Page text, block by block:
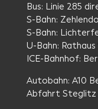
Bus: Linie 285
S-Bahn:
S-Bahn:
U-Bahn:
ICE-Bahnhof:
Autobahn: A10
Abfahrt